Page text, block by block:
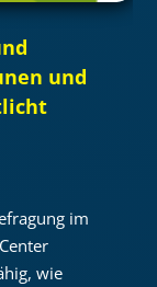
und
im
wie